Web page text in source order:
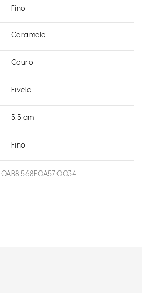
Fino
Caramelo
Couro
Fivela
5,5 cm
Fino
0AB8.568F.0A57.0034